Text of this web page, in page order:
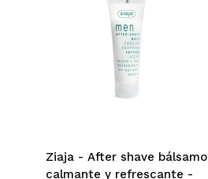
Ziaja - After shave bálsamo
calmante y refrescante -